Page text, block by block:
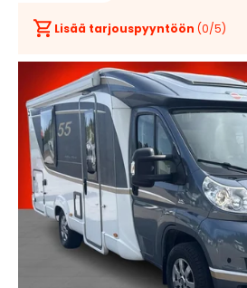
Lisää tarjouspyyntöön (0/5)